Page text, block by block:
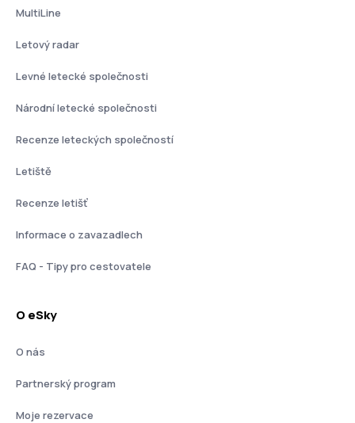
MultiLine
Letový radar
Levné letecké společnosti
Národní letecké společnosti
Recenze leteckých společností
Letiště
Recenze letišť
Informace o zavazadlech
FAQ - Tipy pro cestovatele
O eSky
O nás
Partnerský program
Moje rezervace